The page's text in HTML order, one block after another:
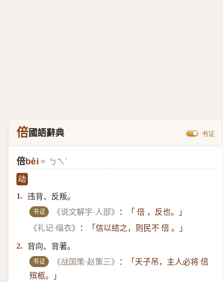
倍國語辭典 书证
倍bèi ㄅㄟˋ
动
1. 违背、反叛。
书证 《说文解字·人部》 ：
「 倍 ，反也。」
《礼记·缁衣》
： 「信以结之，则民不 倍 。」
2. 背向、背著。
书证 《战国策·赵策三》 ：
「天子吊，主人必将 倍
殡柩。」